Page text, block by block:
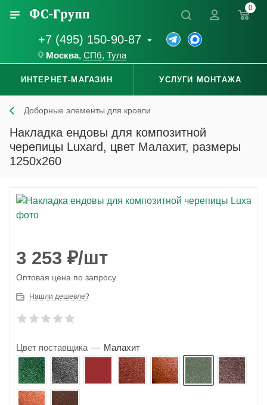
+7 (495) 150-90-87
Москва, СПб, Тула
0
ИНТЕРНЕТ-МАГАЗИН УСЛУГИ МОНТАЖА
Доборные элементы для кровли
Накладка ендовы для композитной
черепицы Luxard, цвет Малахит, размеры
1250x260
3 253 ₽/шт
Оптовая цена по запросу.
Нашли дешевле?
Цвет поставщика — Малахит